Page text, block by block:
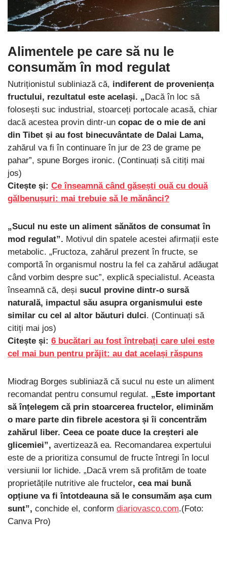
Alimentele pe care să nu le
consumăm în mod regulat
Nutriționistul subliniază că, indiferent de proveniența
fructului, rezultatul este același. „ Dacă în loc să
folosești suc industrial, stoarceți portocale acasă, chiar
dacă acestea provin dintr-un copac de o mie de ani
din Tibet și au fost binecuvântate de Dalai Lama,
zahărul va fi în continuare în jur de 23 de grame pe
pahar”, spune Borges ironic. (Continuați să citiți mai
jos)
Citește și: Ce înseamnă când găsești ouă cu două
gălbenușuri: mai trebuie să le mănânci?
„Sucul nu este un aliment sănătos de consumat în
mod regulat”. Motivul din spatele acestei afirmații este
metabolic. „Fructoza, zahărul prezent în fructe, se
comportă în organismul nostru la fel ca zahărul adăugat
când vorbim despre suc”, explică specialistul. Aceasta
înseamnă că, deși sucul provine dintr-o sursă
naturală, impactul său asupra organismului este
similar cu cel al altor băuturi dulci. (Continuați să
citiți mai jos)
Citește și: 6 bucătari au fost întrebați care ulei este
cel mai bun pentru prăjit: au dat același răspuns
Miodrag Borges subliniază că sucul nu este un aliment
recomandat pentru consumul regulat. „Este important
să înțelegem că prin stoarcerea fructelor, eliminăm
o mare parte din fibrele acestora și îi concentrăm
zahărul liber. Ceea ce poate duce la creșteri ale
glicemiei”, avertizează ea. Recomandarea expertului
este de a prioritiza consumul de fructe întregi în locul
versiunii lor lichide. „Dacă vrem să profităm de toate
proprietățile nutritive ale fructelor, cea mai bună
opțiune va fi întotdeauna să le consumăm așa cum
sunt”, conchide el, conform diariovasco.com.(Foto:
Canva Pro)